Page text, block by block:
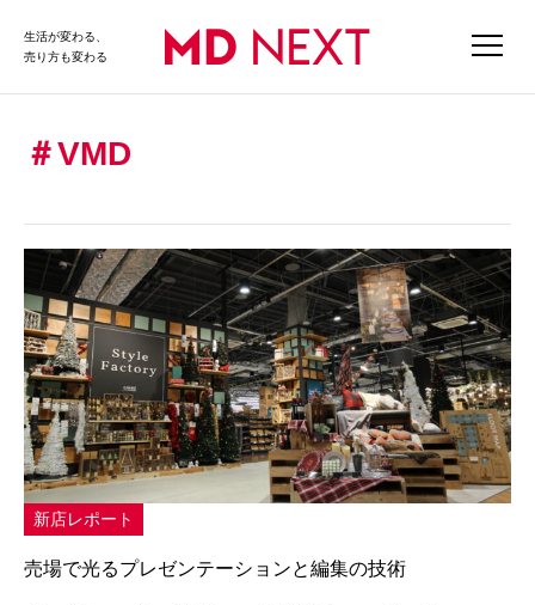
生活が変わる、
売り方も変わる
VMD
新店レポート
売場で光るプレゼンテーションと編集の技術